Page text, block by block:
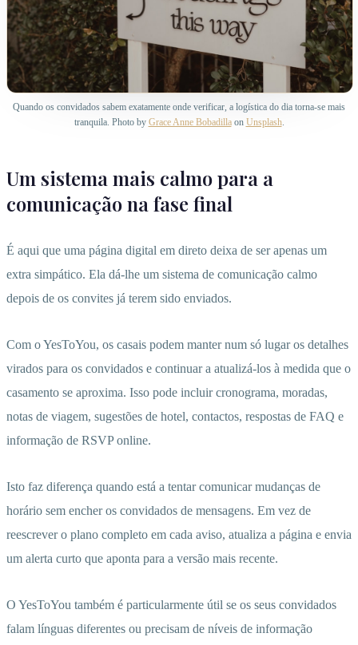
Quando os convidados sabem exatamente onde verificar, a logística do dia torna-se mais
tranquila. Photo by Grace Anne Bobadillaon Unsplash.
Um sistema mais calmo para a
comunicação na fase final
É aqui que uma página digital em direto deixa de ser apenas um
extra simpático. Ela dá-lhe um sistema de comunicação calmo
depois de os convites já terem sido enviados.
Com o YesToYou, os casais podem manter num só lugar os detalhes
virados para os convidados e continuar a atualizá-los à medida que o
casamento se aproxima. Isso pode incluir cronograma, moradas,
notas de viagem, sugestões de hotel, contactos, respostas de FAQ e
informação de RSVP online.
Isto faz diferença quando está a tentar comunicar mudanças de
horário sem encher os convidados de mensagens. Em vez de
reescrever o plano completo em cada aviso, atualiza a página e envia
um alerta curto que aponta para a versão mais recente.
O YesToYou também é particularmente útil se os seus convidados
falam línguas diferentes ou precisam de níveis de informação